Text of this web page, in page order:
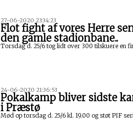
27-06-2020 23:34:23
Flot fight af vores Herre
den gamle stadionbane..
Torsdag d. 25/6 tog lidt over 300 tilskuere en
24-06-2020 21:36:53
Pokalkamp bliver sidste
i Præstø
Mød op torsdag d. 25/6 kl. 19.00 og støt PIF